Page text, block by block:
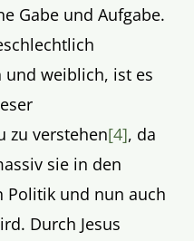
Gabe und Aufgabe.
weiblich, ist es
zu verstehen[4], da
sie in den
Politik und nun auch
Durch Jesus